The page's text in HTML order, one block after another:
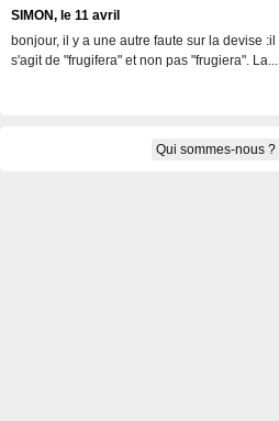
SIMON, le 11 avril
bonjour, il y a une autre faute sur la devise :il
s'agit de "frugifera" et non pas "frugiera". La...
Qui sommes-nous ?